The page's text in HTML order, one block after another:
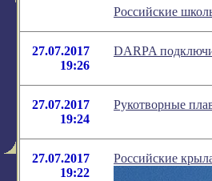
Российские
27.07.2017
19:26
DARPA
27.07.2017
19:24
Рукотворные
27.07.2017
19:22
Российские